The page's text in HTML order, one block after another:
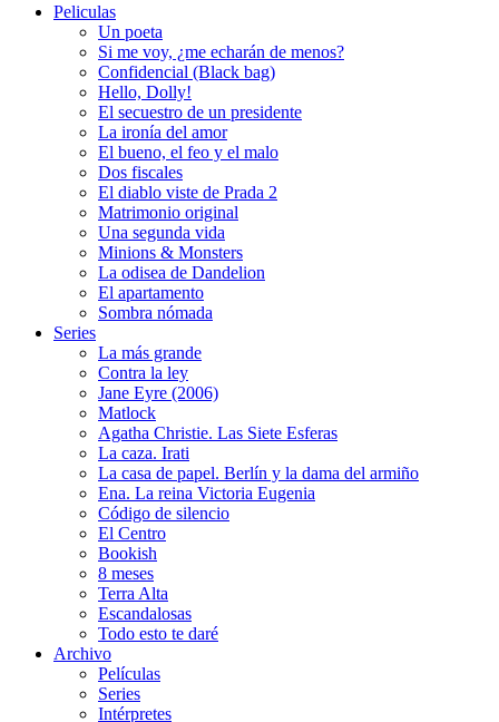
Peliculas
Un poeta
Si me voy, ¿me echarán de menos?
Confidencial (Black bag)
Hello, Dolly!
El secuestro de un presidente
La ironía del amor
El bueno, el feo y el malo
Dos fiscales
El diablo viste de Prada 2
Matrimonio original
Una segunda vida
Minions & Monsters
La odisea de Dandelion
El apartamento
Sombra nómada
Series
La más grande
Contra la ley
Jane Eyre (2006)
Matlock
Agatha Christie. Las Siete Esferas
La caza. Irati
La casa de papel. Berlín y la dama del armiño
Ena. La reina Victoria Eugenia
Código de silencio
El Centro
Bookish
8 meses
Terra Alta
Escandalosas
Todo esto te daré
Archivo
Películas
Series
Intérpretes